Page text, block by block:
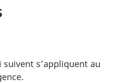
s’appliquent au